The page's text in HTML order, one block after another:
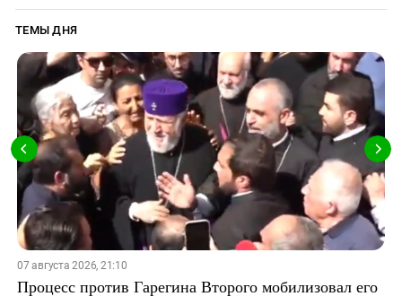
ТЕМЫ ДНЯ
07 августа 2026, 21:10
Процесс против Гарегина Второго мобилизовал его